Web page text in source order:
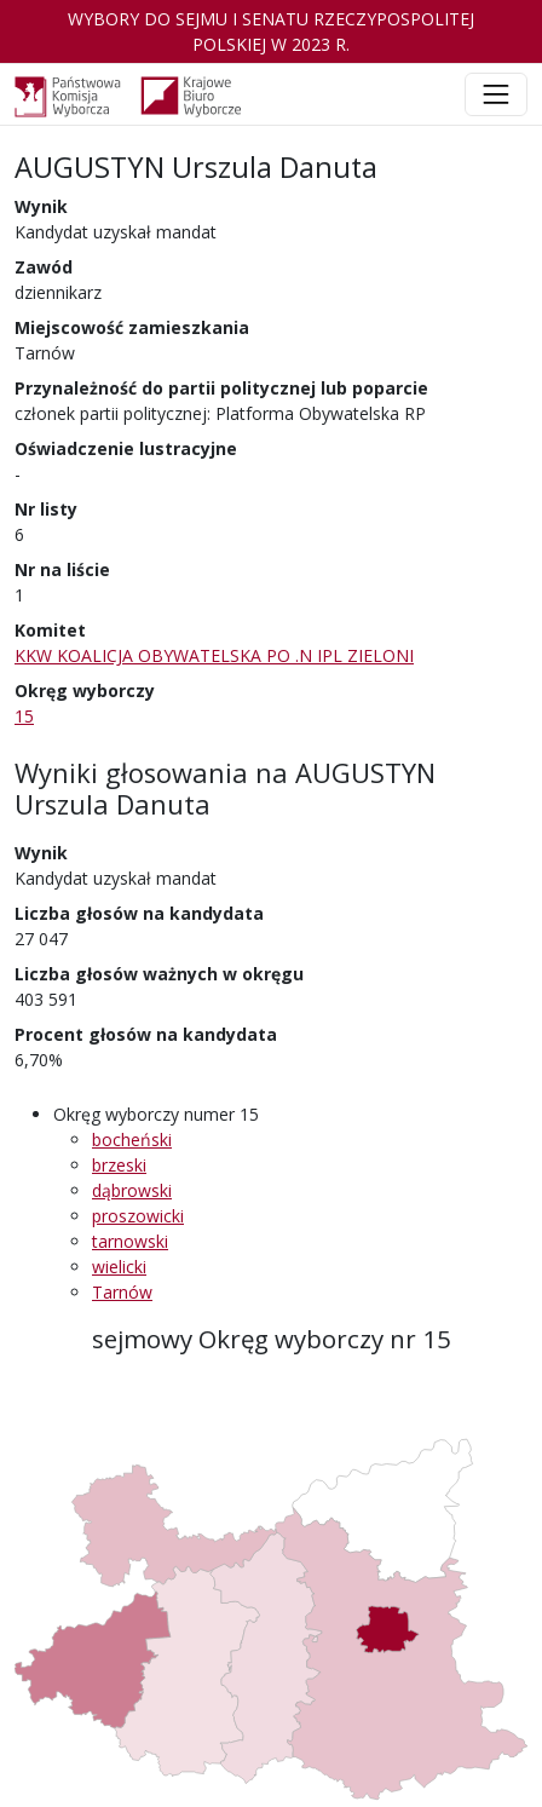
WYBORY DO SEJMU I SENATU RZECZYPOSPOLITEJ
POLSKIEJ W 2023 R.
AUGUSTYN Urszula Danuta
Wynik
Kandydat uzyskał mandat
Zawód
dziennikarz
Miejscowość zamieszkania
Tarnów
Przynależność do partii politycznej lub poparcie
członek partii politycznej: Platforma Obywatelska RP
Oświadczenie lustracyjne
-
Nr listy
6
Nr na liście
1
Komitet
KKW KOALICJA OBYWATELSKA PO .N IPL ZIELONI
Okręg wyborczy
15
Wyniki głosowania na AUGUSTYN
Urszula Danuta
Wynik
Kandydat uzyskał mandat
Liczba głosów na kandydata
27 047
Liczba głosów ważnych w okręgu
403 591
Procent głosów na kandydata
6,70%
Okręg wyborczy numer 15
bocheński
brzeski
dąbrowski
proszowicki
tarnowski
wielicki
Tarnów
sejmowy Okręg wyborczy nr 15